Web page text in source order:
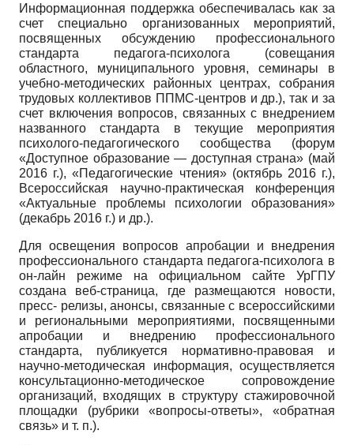
Информационная поддержка обеспечивалась как за
счет специально организованных мероприятий,
посвященных обсуждению профессионального
стандарта педагога-психолога (совещания
областного, муниципального уровня, семинары в
учебно-методических районных центрах, собрания
трудовых коллективов ППМС-центров и др.), так и за
счет включения вопросов, связанных с внедрением
названного стандарта в текущие мероприятия
психолого-педагогического сообщества (форум
«Доступное образование — доступная страна» (май
2016 г.), «Педагогические чтения» (октябрь 2016 г.),
Всероссийская научно-практическая конференция
«Актуальные проблемы психологии образования»
(декабрь 2016 г.) и др.).
Для освещения вопросов апробации и внедрения
профессионального стандарта педагога-психолога в
он-лайн режиме на официальном сайте УрГПУ
создана веб-страница, где размещаются новости,
пресс- релизы, анонсы, связанные с всероссийскими
и региональными мероприятиями, посвященными
апробации и внедрению профессионального
стандарта, публикуется нормативно-правовая и
научно-методическая информация, осуществляется
консультаци­онно-методическое сопровождение
организаций, входящих в структуру стажировочной
площадки (рубрики «вопросы-ответы», «обратная
связь» и т. п.).